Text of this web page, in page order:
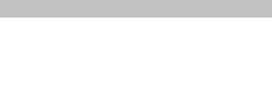
أعلى الفئات